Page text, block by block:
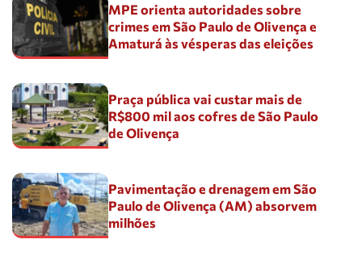
MPE orienta autoridades sobre
crimes em São Paulo de Olivença e
Amaturá às vésperas das eleições
Praça pública vai custar mais de
R$800 mil aos cofres de São Paulo
de Olivença
Pavimentação e drenagem em São
Paulo de Olivença (AM) absorvem
milhões